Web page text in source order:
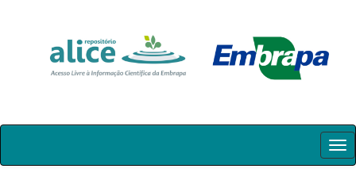
Skip